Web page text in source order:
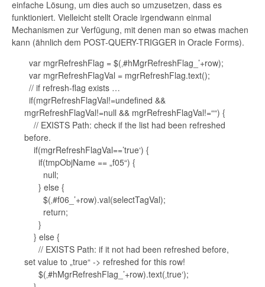
einfache Lösung, um dies auch so umzusetzen, dass es
funktioniert. Vielleicht stellt Oracle irgendwann einmal
Mechanismen zur Verfügung, mit denen man so etwas machen
kann (ähnlich dem POST-QUERY-TRIGGER in Oracle Forms).
var mgrRefreshFlag = $(‚#hMgrRefreshFlag_’+row);
var mgrRefreshFlagVal = mgrRefreshFlag.text();
// if refresh-flag exists …
if(mgrRefreshFlagVal!=undefined &&
mgrRefreshFlagVal!=null && mgrRefreshFlagVal!=““) {
// EXISTS Path: check if the list had been refreshed
before.
if(mgrRefreshFlagVal==’true‘) {
if(tmpObjName == „f05“) {
null;
} else {
$(‚#f06_’+row).val(selectTagVal);
return;
}
} else {
// EXISTS Path: if it not had been refreshed before,
set value to „true“ -> refreshed for this row!
$(‚#hMgrRefreshFlag_’+row).text(‚true‘);